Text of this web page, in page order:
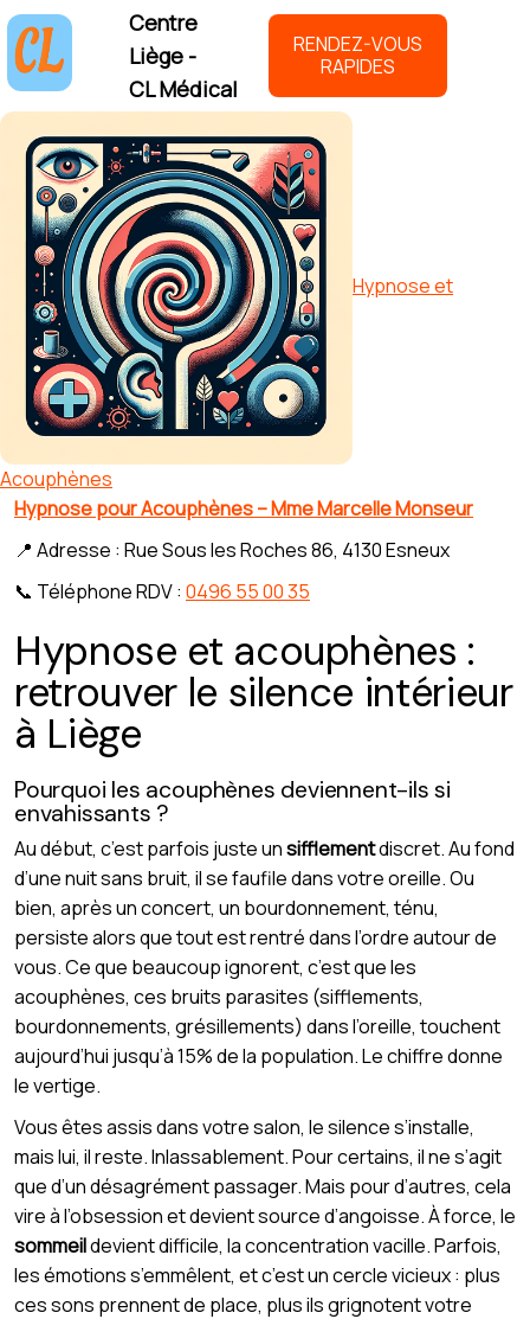
Centre
Liège -
CL Médical
RENDEZ-VOUS
RAPIDES
Hypnose et
Acouphènes
Hypnose pour Acouphènes – Mme Marcelle Monseur
📍 Adresse : Rue Sous les Roches 86, 4130 Esneux
📞 Téléphone RDV : 0496 55 00 35
Hypnose et acouphènes :
retrouver le silence intérieur
à Liège
Pourquoi les acouphènes deviennent-ils si
envahissants ?
Au début, c’est parfois juste unsifflementdiscret. Au fond
d’une nuit sans bruit, il se faufile dans votre oreille. Ou
bien, après un concert, un bourdonnement, ténu,
persiste alors que tout est rentré dans l’ordre autour de
vous. Ce que beaucoup ignorent, c’est que les
acouphènes, ces bruits parasites (sifflements,
bourdonnements, grésillements) dans l’oreille, touchent
aujourd’hui jusqu’à 15% de la population. Le chiffre donne
le vertige.
Vous êtes assis dans votre salon, le silence s’installe,
mais lui, il reste. Inlassablement. Pour certains, il ne s’agit
que d’un désagrément passager. Mais pour d’autres, cela
vire à l’obsession et devient source d’angoisse. À force, le
sommeildevient difficile, la concentration vacille. Parfois,
les émotions s’emmêlent, et c’est un cercle vicieux : plus
ces sons prennent de place, plus ils grignotent votre